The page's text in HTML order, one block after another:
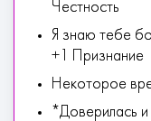
Честность
Я знаю тебе
+1 Признание
Некоторое
*Доверилась